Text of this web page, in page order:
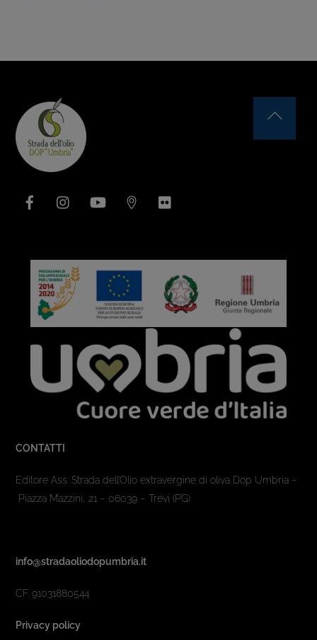
YouTube
CONTATTI
Editore Ass. Strada dell’Olio extravergine di oliva Dop Umbria –
Piazza Mazzini, 21 – 06039 – Trevi (PG)
info@stradaoliodopumbria.it
CF. 91031880544
Privacy policy